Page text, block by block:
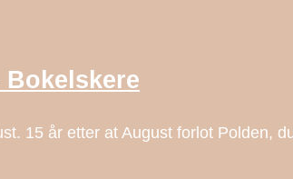
Bokelskere
15 år etter at August forlot Polden,